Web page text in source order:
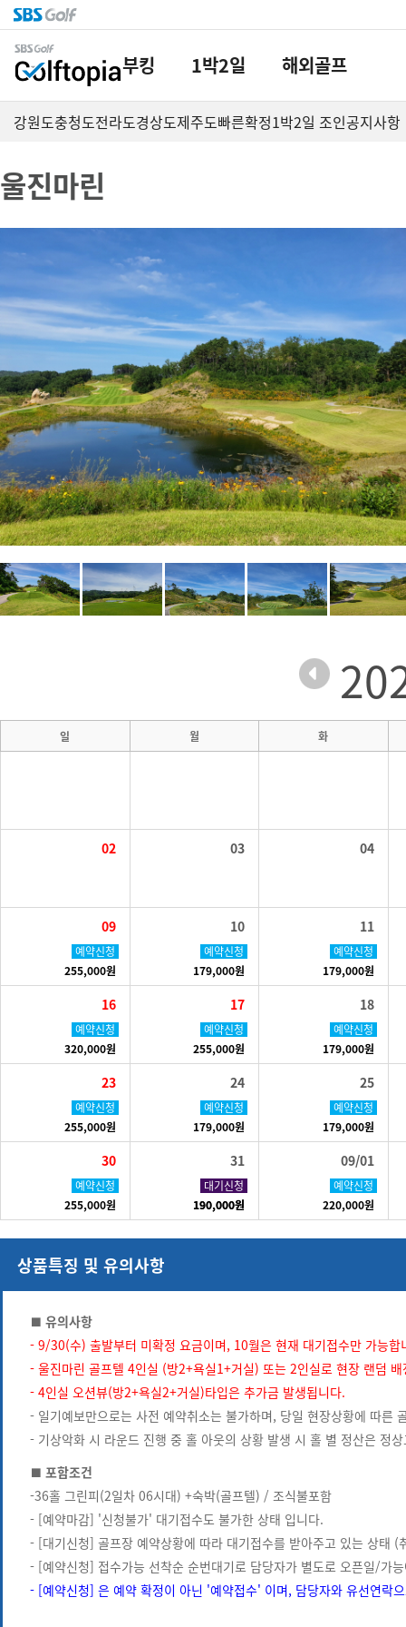
부킹 1박2일 해외골프
강원도충청도전라도경상도제주도빠른확정1박2일 조인공지사항
울진마린
일 월 화
02 03 04
09
예약신청
255,000원
10
예약신청
179,000원
11
예약신청
179,000원
16
예약신청
320,000원
17
예약신청
255,000원
18
예약신청
179,000원
23
예약신청
255,000원
24
예약신청
179,000원
25
예약신청
179,000원
30
예약신청
255,000원
31
예약신청
190,000원
대기신청
190,000원
09/01
예약신청
220,000원
상품특징 및 유의사항
■ 유의사항
- 9/30(수) 출발부터 미확정 요금이며, 10월은 현재 대기접수만 가능
- 울진마린 골프텔 4인실 (방2+욕실1+거실) 또는 2인실로 현장 랜덤 배
- 4인실 오션뷰(방2+욕실2+거실)타입은 추가금 발생됩니다.
- 일기예보만으로는 사전 예약취소는 불가하며, 당일 현장상황에 따른
- 기상악화 시 라운드 진행 중 홀 아웃의 상황 발생 시 홀 별 정산은 정
■ 포함조건
-36홀 그린피(2일차 06시대) +숙박(골프텔) / 조식불포함
- [예약마감] '신청불가' 대기접수도 불가한 상태 입니다.
- [대기신청] 골프장 예약상황에 따라 대기접수를 받아주고 있는 상태
- [예약신청] 접수가능 선착순 순번대기로 담당자가 별도로 오픈일/가
- [예약신청] 은 예약 확정이 아닌 '예약접수' 이며, 담당자와 유선연락